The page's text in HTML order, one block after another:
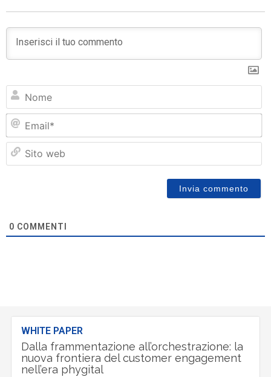
0 COMMENTI
WHITE PAPER
Dalla frammentazione all’orchestrazione: la
nuova frontiera del customer engagement
nell’era phygital